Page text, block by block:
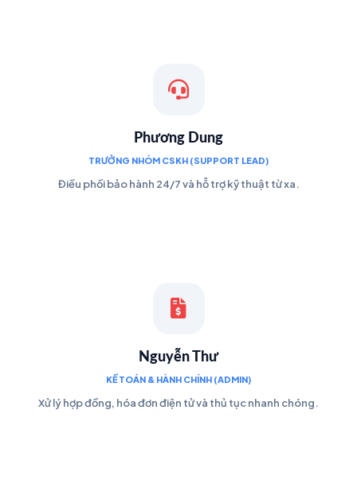
Phương Dung
TRƯỞNG NHÓM CSKH (SUPPORT LEAD)
Điều phối bảo hành 24/7 và hỗ trợ kỹ thuật từ xa.
Nguyễn Thư
KẾ TOÁN & HÀNH CHÍNH (ADMIN)
Xử lý hợp đồng, hóa đơn điện tử và thủ tục nhanh chóng.